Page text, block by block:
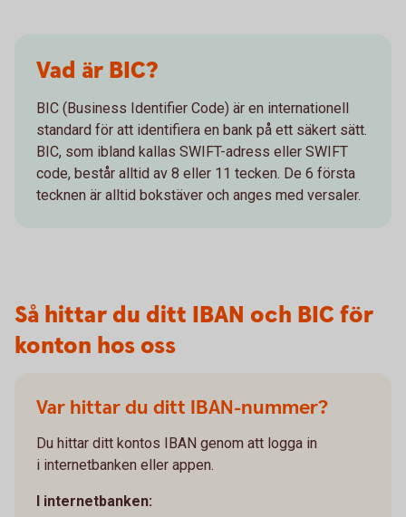
Vad är BIC?
BIC (Business Identifier Code) är en internationell
standard för att identifiera en bank på ett säkert sätt.
BIC, som ibland kallas SWIFT-adress eller SWIFT
code, består alltid av 8 eller 11 tecken. De 6 första
tecknen är alltid bokstäver och anges med versaler.
Så hittar du ditt IBAN och BIC för
konton hos oss
Var hittar du ditt IBAN-nummer?
Du hittar ditt kontos IBAN genom att logga in
i internetbanken eller appen.
I internetbanken: